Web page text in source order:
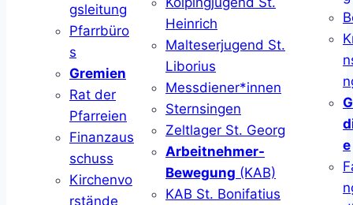
gsleitung
Pfarrbüro
s
Gremien
Rat der
Pfarreien
Finanzaus
schuss
Kirchenvo
rstände
Heinrich
Malteserjugend St.
Liborius
Messdiener*innen
Sternsingen
Zeltlager St. Georg
Arbeitnehmer-
Bewegung (KAB)
KAB St. Bonifatius
e